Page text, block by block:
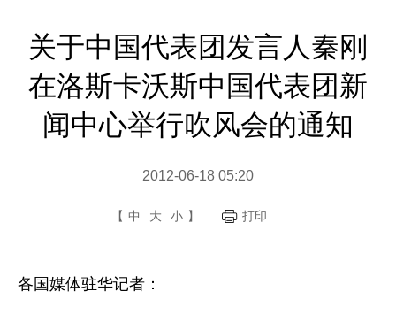
关于中国代表团发言人秦刚
在洛斯卡沃斯中国代表团新
闻中心举行吹风会的通知
2012-06-18 05:20
【 中 大 小 】 打印
各国媒体驻华记者：